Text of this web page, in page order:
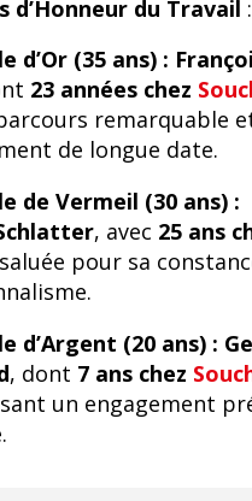
d’Honneur du Travail :
d’Or (35 ans) :
23 années chez
remarquable
de longue date.
de Vermeil (30 ans) :
, avec 25 ans
pour sa
d’Argent (20 ans) :
, dont 7 ans chez
un engagement